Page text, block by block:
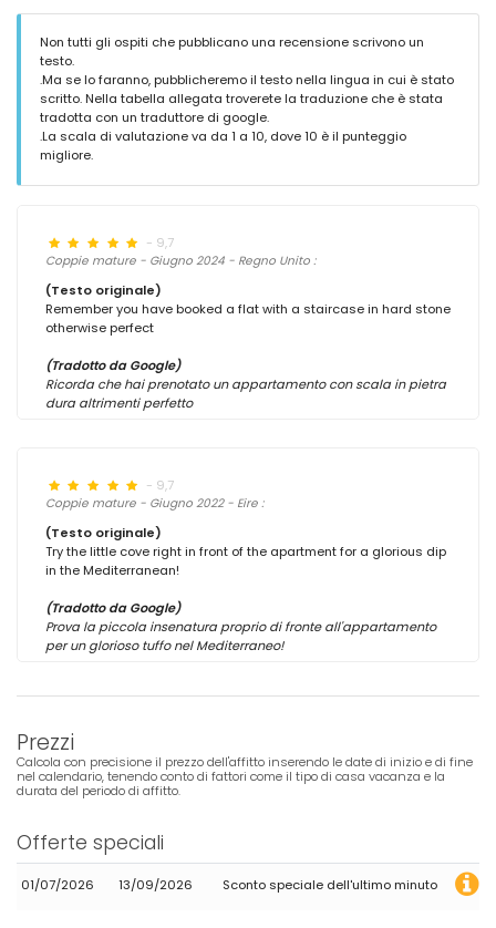
Non tutti gli ospiti che pubblicano una recensione scrivono un
testo.
.Ma se lo faranno, pubblicheremo il testo nella lingua in cui è stato
scritto. Nella tabella allegata troverete la traduzione che è stata
tradotta con un traduttore di google.
.La scala di valutazione va da 1 a 10, dove 10 è il punteggio
migliore.
- 9,7
Coppie mature - Giugno 2024 - Regno Unito :
(Testo originale)
Remember you have booked a flat with a staircase in hard stone
otherwise perfect
(Tradotto da Google)
Ricorda che hai prenotato un appartamento con scala in pietra
dura altrimenti perfetto
- 9,7
Coppie mature - Giugno 2022 - Eire :
(Testo originale)
Try the little cove right in front of the apartment for a glorious dip
in the Mediterranean!
(Tradotto da Google)
Prova la piccola insenatura proprio di fronte all'appartamento
per un glorioso tuffo nel Mediterraneo!
Prezzi
Calcola con precisione il prezzo dell'affitto inserendo le date di inizio e di fine
nel calendario, tenendo conto di fattori come il tipo di casa vacanza e la
durata del periodo di affitto.
Offerte speciali
01/07/2026 13/09/2026 Sconto speciale dell'ultimo minuto